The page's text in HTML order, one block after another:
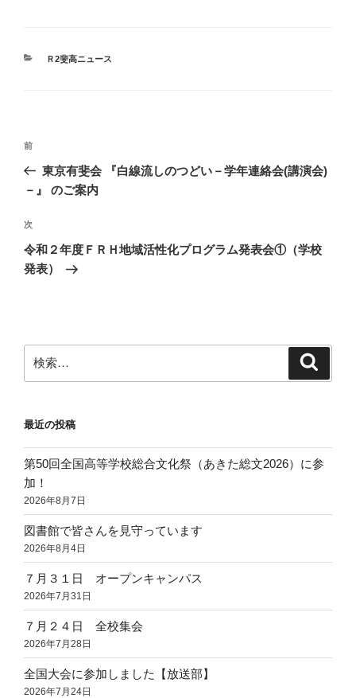
カ
Ｒ2斐高ニュース
投
ゲ
ー
シ
前
の
前
東京有斐会 『白線流しのつどい－学年連絡会(講演会)
－』 のご案内
次
の
投
次
令和２年度ＦＲＨ地域活性化プログラム発表会①（学校
発表）
索:
最近の投稿
第50回全国高等学校総合文化祭（あきた総文2026）に参
加！
2026年8月7日
図書館で皆さんを見守っています
2026年8月4日
７月３１日 オープンキャンパス
2026年7月31日
７月２４日 全校集会
2026年7月28日
全国大会に参加しました【放送部】
2026年7月24日